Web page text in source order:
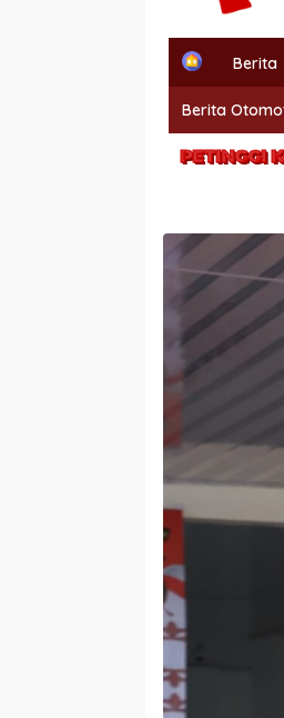
H
m
e
Berita
Berita
PETINGGI